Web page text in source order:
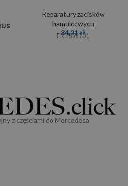
Reparatury zacisków
hamulcowych
34,21zł
FR P575701
z częściami do Mercedesa